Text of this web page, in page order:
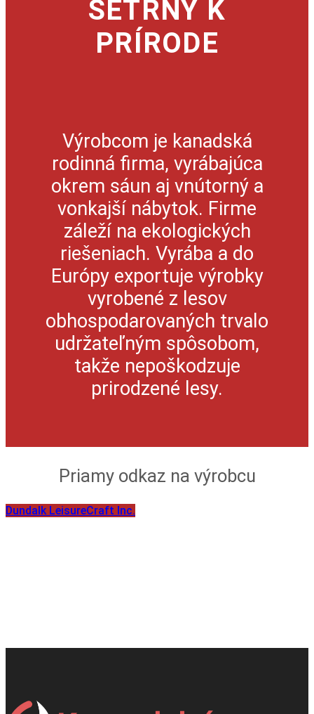
ŠETRNÝ K
PRÍRODE
Výrobcom je kanadská
rodinná firma, vyrábajúca
okrem sáun aj vnútorný a
vonkajší nábytok. Firme
záleží na ekologických
riešeniach. Vyrába a do
Európy exportuje výrobky
vyrobené z lesov
obhospodarovaných trvalo
udržateľným spôsobom,
takže nepoškodzuje
prirodzené lesy.
Priamy odkaz na výrobcu
Dundalk LeisureCraft Inc.